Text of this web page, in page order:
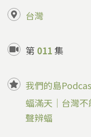
台灣
第 011集
我們的島
蝠滿天｜台灣
聲辨蝠